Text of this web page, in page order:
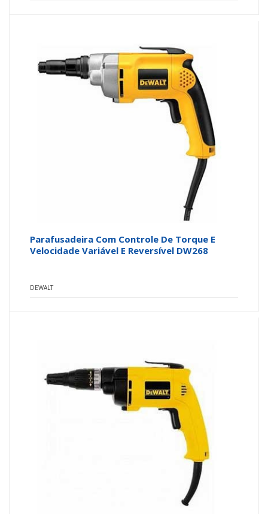
Parafusadeira Com Controle De Torque E
Velocidade Variável E Reversível DW268
DEWALT